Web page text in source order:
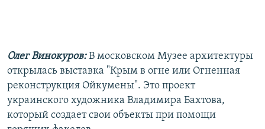
Все сайты РСЕ/РС
Олег Винокуров:В московском Музее архитектуры
открылась выставка "Крым в огне или Огненная
реконструкция Ойкумены". Это проект
украинского художника Владимира Бахтова,
который создает свои объекты при помощи